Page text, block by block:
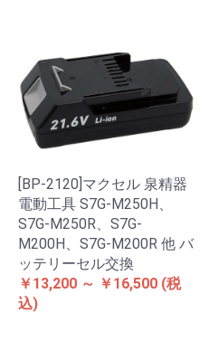
[BP-2120]マクセル 泉精器
電動工具 S7G-M250H、
S7G-M250R、S7G-
M200H、S7G-M200R 他 バ
ッテリーセル交換
￥13,200 ～ ￥16,500 (税
込)